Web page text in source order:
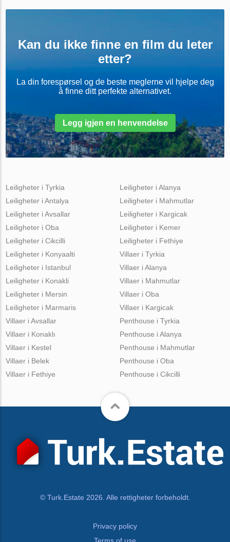
Kan du ikke finne en film du leter
etter?
La din forespørsel og de beste meglerne vil hjelpe deg
å finne ditt perfekte alternativet.
Legg igjen en henvendelse
Leiligheter i Tyrkia
Leiligheter i Antalya
Leiligheter i Avsallar
Leiligheter i Oba
Leiligheter i Cikcilli
Leiligheter i Alanya
Leiligheter i Mahmutlar
Leiligheter i Kargicak
Leiligheter i Kemer
Leiligheter i Fethiye
Leiligheter i Konyaalti
Leiligheter i Istanbul
Leiligheter i Konakli
Leiligheter i Mersin
Leiligheter i Marmaris
Villaer i Tyrkia
Villaer i Alanya
Villaer i Mahmutlar
Villaer i Oba
Villaer i Kargicak
Villaer i Avsallar
Villaer i Konaklı
Villaer i Kestel
Villaer i Belek
Villaer i Fethiye
Penthouse i Tyrkia
Penthouse i Alanya
Penthouse i Mahmutlar
Penthouse i Oba
Penthouse i Cikcilli
© Turk.Estate 2026. Alle rettigheter forbeholdt.
Privacy policy
Terms of use